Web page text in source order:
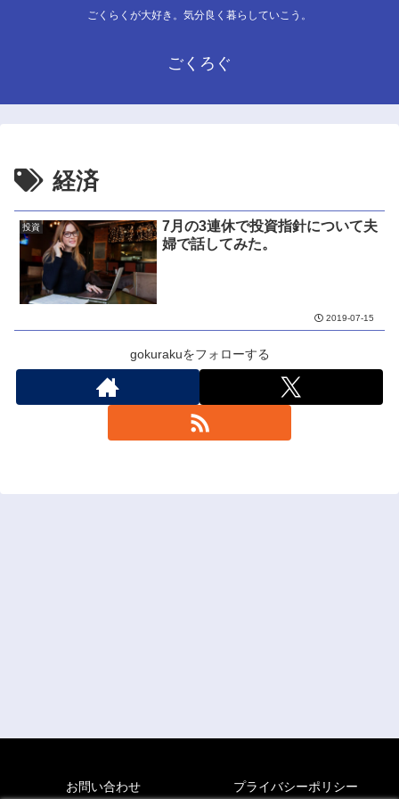
ごくらくが大好き。気分良く暮らしていこう。
ごくろぐ
経済
投資
7月の3連休で投資指針について夫
婦で話してみた。
2019-07-15
gokurakuをフォローする
お問い合わせ プライバシーポリシー